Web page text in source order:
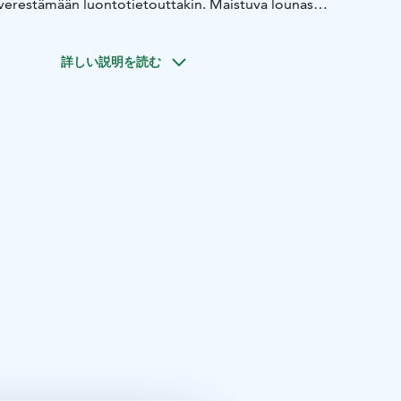
luontotietouttakin. Maistuva lounas
(talvikaudella huomioitava liikkumiseen
詳しい説明を読む